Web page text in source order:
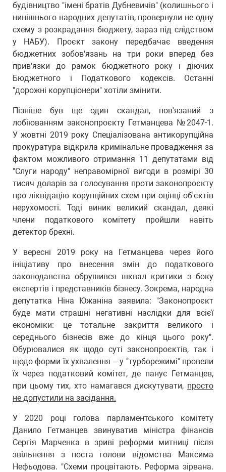
будівництво "імені братів Дубневичів" (колишнього і
нинішнього народних депутатів, провернули не одну
схему з розкрадання бюджету, зараз під слідством
у НАБУ). Проєкт закону передбачає введення
бюджетних зобов'язань на три роки вперед без
прив'язки до рамок бюджетного року і діючих
Бюджетного і Податкового кодексів. Останні
"дорожні корупціонери" хотіли змінити.
Пізніше був ще один скандал, пов'язаний з
лобіюванням законопроєкту Гетманцева №2047-1.
У жовтні 2019 року Спеціалізована антикорупційна
прокуратура відкрила кримінальне провадження за
фактом можливого отримання 11 депутатами від
"Слуги народу" неправомірної вигоди в розмірі 30
тисяч доларів за голосування проти законопроєкту
про ліквідацію корупційних схем при оцінці об'єктів
нерухомості. Тоді виник великий скандал, деякі
члени податкового комітету пройшли навіть
детектор брехні.
У вересні 2019 року на Гетманцева через його
ініціативу про внесення змін до податкового
законодавства обрушився шквал критики з боку
експертів і представників бізнесу. Зокрема, народна
депутатка Ніна Южаніна заявила: "Законопроєкт
буде мати страшні негативні наслідки для всієї
економіки: це тотальне закриття великого і
середнього бізнесів вже до кінця цього року".
Обурювалися як щодо суті законопроєктів, так і
щодо форми їх ухвалення – у "турборежимі" провели
їх через податковий комітет, де панує Гетманцев,
при цьому тих, хто намагався дискутувати, просто
не допустили на засідання.
У 2020 році голова парламентського комітету
Данило Гетманцев звинуватив міністра фінансів
Сергія Марченка в зриві реформи митниці після
звільнення з поста голови відомства Максима
Нефьодова. "Схеми процвітають. Реформа зірвана.